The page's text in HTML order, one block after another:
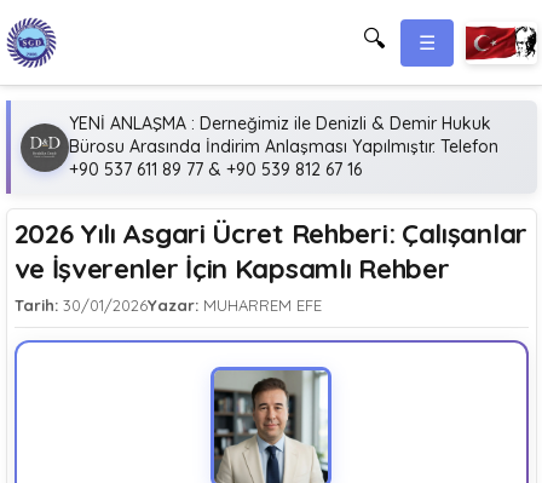
🔍 ☰
YENİ ANLAŞMA : Derneğimiz ile Denizli & Demir Hukuk
Bürosu Arasında İndirim Anlaşması Yapılmıştır. Telefon
+90 537 611 89 77 & +90 539 812 67 16
2026 Yılı Asgari Ücret Rehberi: Çalışanlar
ve İşverenler İçin Kapsamlı Rehber
Tarih: 30/01/2026Yazar:MUHARREM EFE